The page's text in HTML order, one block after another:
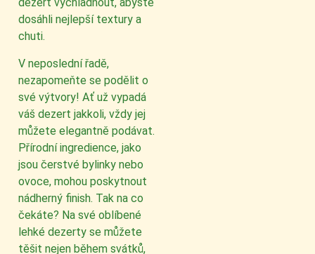
dezert vychladnout, abyste
dosáhli nejlepší textury a
chuti.
V neposlední řadě,
nezapomeňte se podělit o
své výtvory! Ať už vypadá
váš dezert jakkoli, vždy jej
můžete elegantně podávat.
Přírodní ingredience, jako
jsou čerstvé bylinky nebo
ovoce, mohou poskytnout
nádherný finish. Tak na co
čekáte? Na své oblíbené
lehké dezerty se můžete
těšit nejen během svátků,